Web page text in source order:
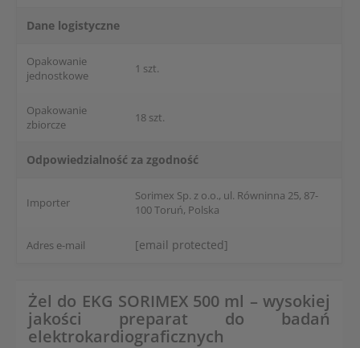
Dane logistyczne
Opakowanie
jednostkowe
1 szt.
Opakowanie
zbiorcze
18 szt.
Odpowiedzialność za zgodność
Importer
Sorimex Sp. z o.o., ul. Równinna 25, 87-
100 Toruń, Polska
Adres e-mail [email protected]
Żel do EKG SORIMEX 500 ml – wysokiej
jakości preparat do badań
elektrokardiograficznych